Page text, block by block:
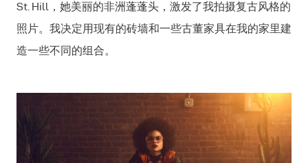
St. Hill，她美丽的非洲蓬蓬头，激发了我拍摄复古风格的
照片。我决定用现有的砖墙和一些古董家具在我的家里建
造一些不同的组合。